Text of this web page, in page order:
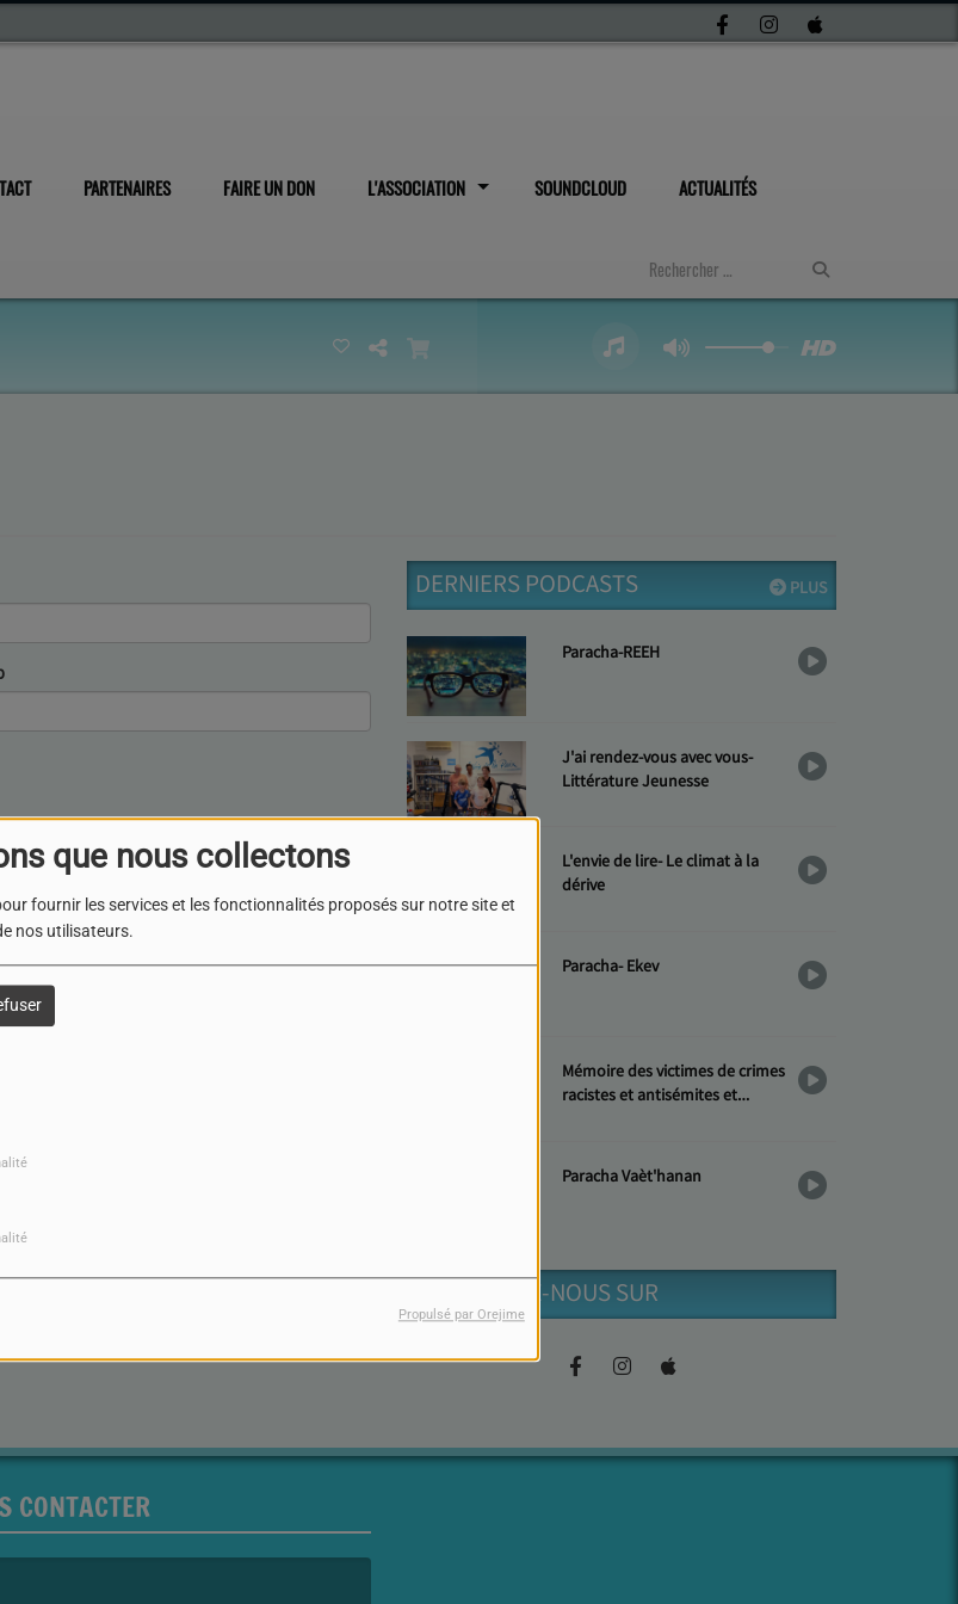
que nous collectons
fournir les services et les fonctionnalités proposés sur notre site et
nos utilisateurs.
Propulsé par Orejime
PARTENAIRES FAIRE UN DON L'ASSOCIATION SOUNDCLOUD ACTUALITÉS
PLUS
DERNIERS PODCASTS
Paracha-REEH
J'ai rendez-vous avec vous-
Littérature Jeunesse
L'envie de lire- Le climat à la
dérive
Paracha- Ekev
Mémoire des victimes de crimes
racistes et antisémites et
Paracha Vaèt'hanan
RETROUVEZ-NOUS SUR
CONTACTER